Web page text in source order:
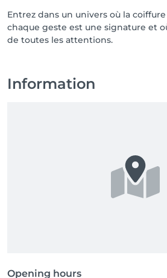
Entrez dans un univers où la
chaque geste est une signature et
de toutes les attentions.
Information
Opening hours